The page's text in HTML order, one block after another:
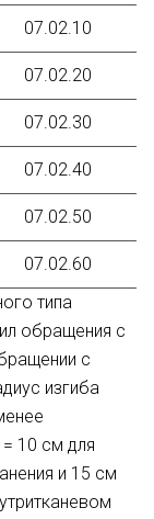
07.02.10
07.02.20
07.02.30
07.02.40
07.02.50
07.02.60
типа
обращения с
с
изгиба
10 см для
и 15 см